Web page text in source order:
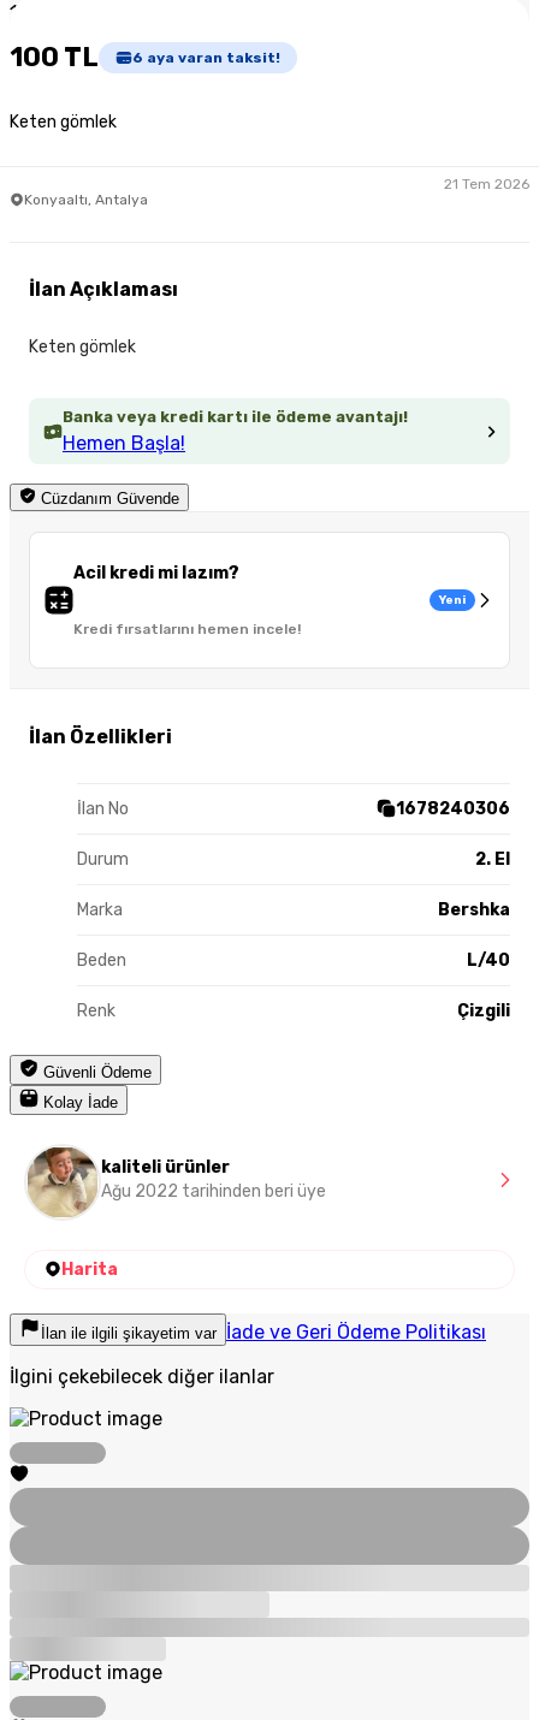
1
100 TL 6 aya varan taksit!
Keten gömlek
Konyaaltı, Antalya
21 Tem 2026
Banka veya kredi kartı ile ödeme avantajı!
Hemen Başla!
Cüzdanım Güvende
Acil kredi mi lazım?
Kredi fırsatlarını hemen incele!
Yeni
İlan Özellikleri
İlan No 1678240306
Durum 2. El
Marka Bershka
Beden L/40
Renk Çizgili
Güvenli Ödeme
Kolay İade
İlan Açıklaması
Keten gömlek
kaliteli ürünler
Ağu 2022 tarihinden beri üye
Harita
İlan ile ilgili şikayetim var İade ve Geri Ödeme Politikası
İlgini çekebilecek diğer ilanlar